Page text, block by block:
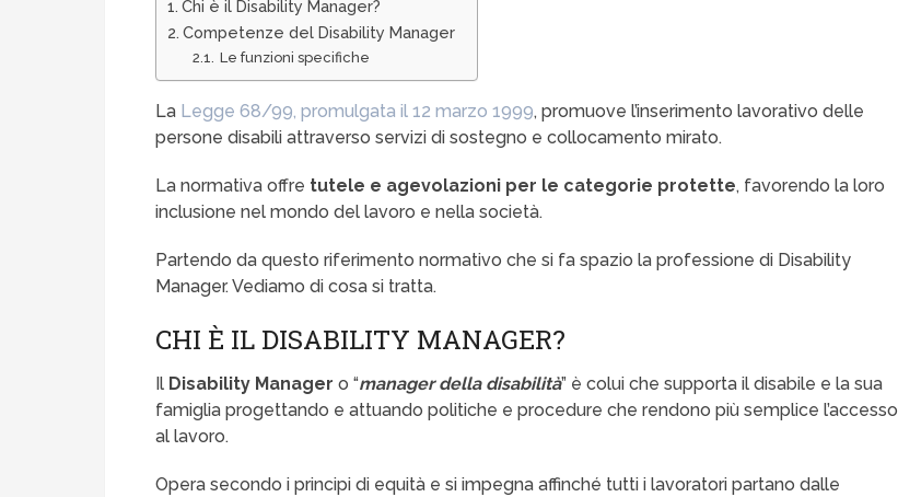
Chi è il Disability Manager?
Competenze del Disability Manager
Le funzioni specifiche
La Legge 68/99, promulgata il 12 marzo 1999, promuove l’inserimento lavorativo delle
persone disabili attraverso servizi di sostegno e collocamento mirato.
La normativa offre tutele e agevolazioni per le categorie protette, favorendo la loro
inclusione nel mondo del lavoro e nella società.
Partendo da questo riferimento normativo che si fa spazio la professione di Disability
Manager. Vediamo di cosa si tratta.
CHI È IL DISABILITY MANAGER?
Il Disability Manager o “manager della disabilità” è colui che supporta il disabile e la sua
famiglia progettando e attuando politiche e procedure che rendono più semplice l’accesso
al lavoro.
Opera secondo i principi di equità e si impegna affinché tutti i lavoratori partano dalle